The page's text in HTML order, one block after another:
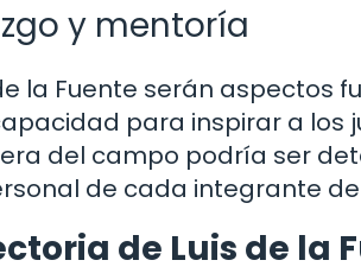
y mentoría
la Fuente serán aspectos
para inspirar a los
del campo podría ser
de cada integrante
de Luis de la